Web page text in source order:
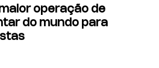
operação de
do mundo para